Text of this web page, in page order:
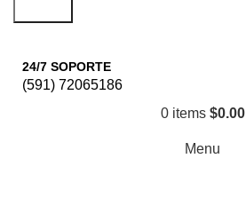
24/7 SOPORTE
(591) 72065186
0 items $0.00
Menu